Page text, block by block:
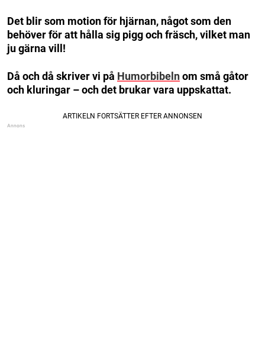
Det blir som motion för hjärnan, något som den
behöver för att hålla sig pigg och fräsch, vilket man
ju gärna vill!
Då och då skriver vi på Humorbibelnom små gåtor
och kluringar – och det brukar vara uppskattat.